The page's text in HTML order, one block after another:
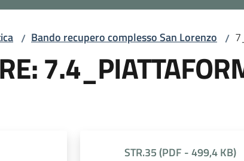
/ Bando recupero complesso San Lorenzo /
STR.35(PDF -499,4 KB)